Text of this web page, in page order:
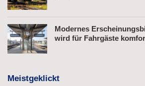
Modernes
wird für Fahrgäste
Meistgeklickt